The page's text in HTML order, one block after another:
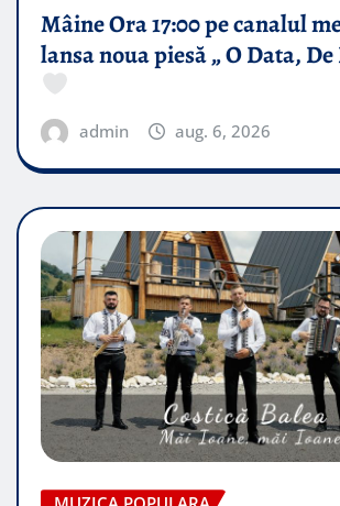
Mâine Ora 17:00 pe canalul
lansa noua piesă „ O Data,
admin aug. 6, 2026